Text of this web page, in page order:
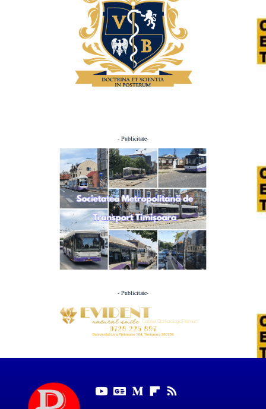
- Publicitate-
- Publicitate-